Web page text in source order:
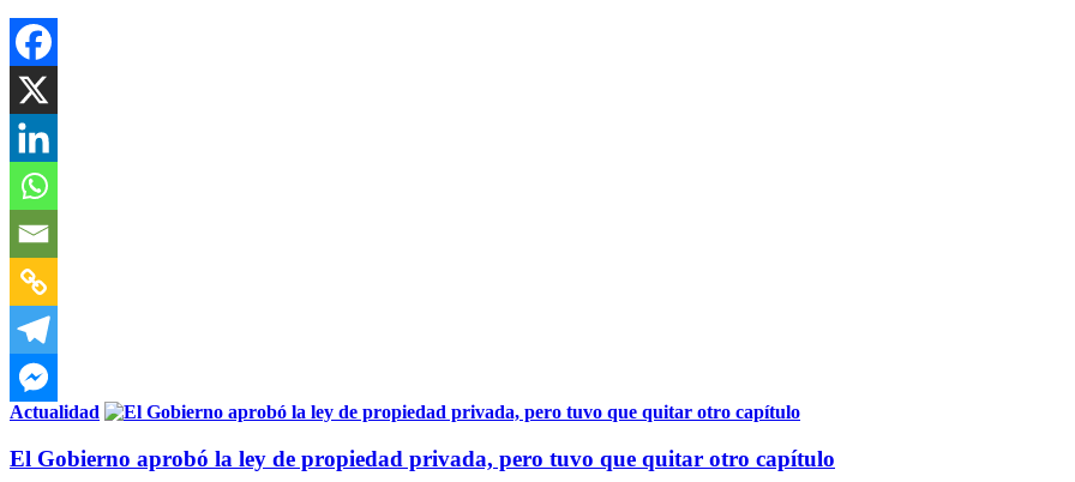
Actualidad
El Gobierno aprobó la ley de propiedad privada, pero tuvo que quitar otro capítulo